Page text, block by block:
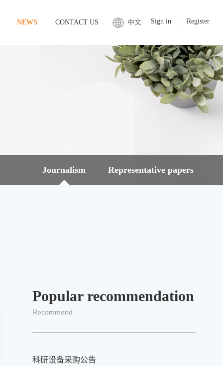
Sign in Register
中文
NEWS CONTACT US
Journalism Representative papers
Popular recommendation
Recommend
科研设备采购公告